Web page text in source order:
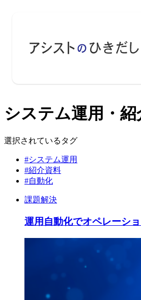
システム運用・
選択されているタグ
#システム運用
#紹介資料
#自動化
課題解決
運用自動化でオペレーシ